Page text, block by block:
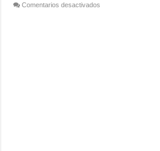
Comentarios desactivados